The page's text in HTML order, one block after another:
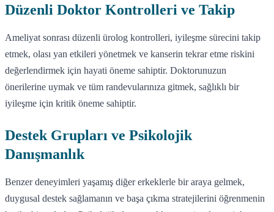
Düzenli Doktor Kontrolleri ve Takip
Ameliyat sonrası düzenli ürolog kontrolleri, iyileşme sürecini takip
etmek, olası yan etkileri yönetmek ve kanserin tekrar etme riskini
değerlendirmek için hayati öneme sahiptir. Doktorunuzun
önerilerine uymak ve tüm randevularınıza gitmek, sağlıklı bir
iyileşme için kritik öneme sahiptir.
Destek Grupları ve Psikolojik
Danışmanlık
Benzer deneyimleri yaşamış diğer erkeklerle bir araya gelmek,
duygusal destek sağlamanın ve başa çıkma stratejilerini öğrenmenin